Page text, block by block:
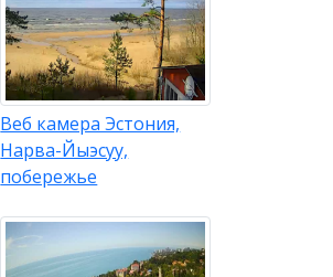
Веб камера Эстония,
Нарва-Йыэсуу,
побережье